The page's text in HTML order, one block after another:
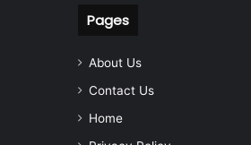
Pages
About Us
Contact Us
Home